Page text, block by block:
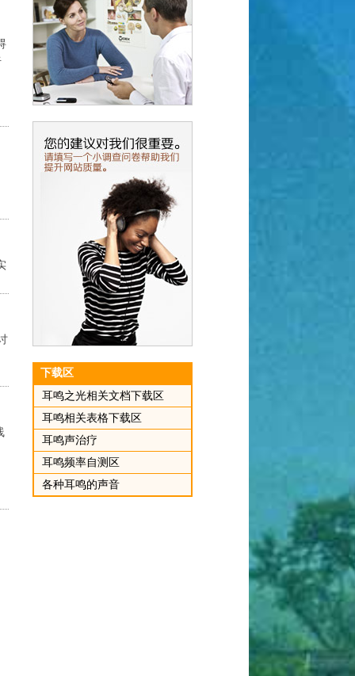
下载区
耳鸣之光相关文档下载区
耳鸣相关表格下载区
耳鸣声治疗
耳鸣频率自测区
各种耳鸣的声音